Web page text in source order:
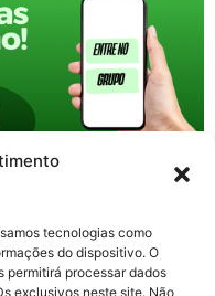
tecnologias como
do dispositivo. O
permitirá processar dados
exclusivos neste site. Não